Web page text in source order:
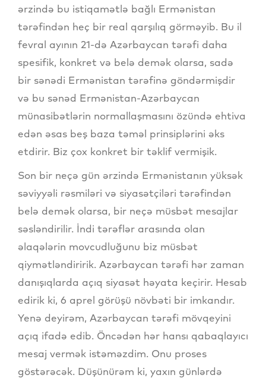
ərzində bu istiqamətlə bağlı Ermənistan
tərəfindən heç bir real qarşılıq görməyib. Bu il
fevral ayının 21-də Azərbaycan tərəfi daha
spesifik, konkret və belə demək olarsa, sadə
bir sənədi Ermənistan tərəfinə göndərmişdir
və bu sənəd Ermənistan-Azərbaycan
münasibətlərin normallaşmasını özündə ehtiva
edən əsas beş baza təməl prinsiplərini əks
etdirir. Biz çox konkret bir təklif vermişik.
Son bir neçə gün ərzində Ermənistanın yüksək
səviyyəli rəsmiləri və siyasətçiləri tərəfindən
belə demək olarsa, bir neçə müsbət mesajlar
səsləndirilir. İndi tərəflər arasında olan
əlaqələrin movcudluğunu biz müsbət
qiymətləndiririk. Azərbaycan tərəfi hər zaman
danışıqlarda açıq siyasət həyata keçirir. Hesab
edirik ki, 6 aprel görüşü növbəti bir imkandır.
Yenə deyirəm, Azərbaycan tərəfi mövqeyini
açıq ifadə edib. Öncədən hər hansı qabaqlayıcı
mesaj vermək istəməzdim. Onu proses
göstərəcək. Düşünürəm ki, yaxın günlərdə